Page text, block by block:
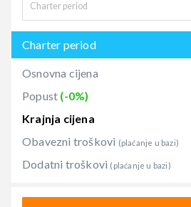
Charter period
Osnovna cijena
Popust (-0%)
Krajnja cijena
Obavezni troškovi (plaćanje u bazi)
Dodatni troškovi (plaćanje u bazi)